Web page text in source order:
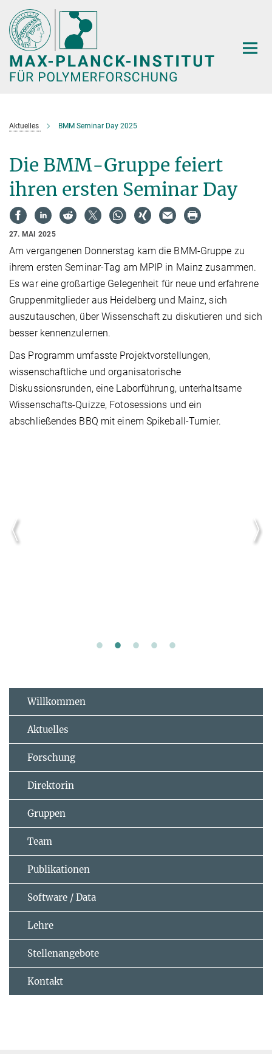
Hauptinhalt
Aktuelles BMM Seminar Day 2025
Die BMM-Gruppe feiert
ihren ersten Seminar Day
27. MAI 2025
Am vergangenen Donnerstag kam die BMM-Gruppe zu
ihrem ersten Seminar-Tag am MPIP in Mainz zusammen.
Es war eine großartige Gelegenheit für neue und erfahrene
Gruppenmitglieder aus Heidelberg und Mainz, sich
auszutauschen, über Wissenschaft zu diskutieren und sich
besser kennenzulernen.
Das Programm umfasste Projektvorstellungen,
wissenschaftliche und organisatorische
Diskussionsrunden, eine Laborführung, unterhaltsame
Wissenschafts-Quizze, Fotosessions und ein
abschließendes BBQ mit einem Spikeball-Turnier.
Willkommen
Aktuelles
Forschung
Direktorin
Gruppen
Team
Publikationen
Software / Data
Lehre
Stellenangebote
Kontakt